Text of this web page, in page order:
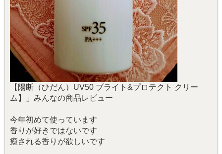
【陽断（ひだん）UV50 ブライト&プロテクト クリー
ム】」みんなの商品レビュー
今年初めて使っています
香りが好きではないです
癒される香りが欲しいです